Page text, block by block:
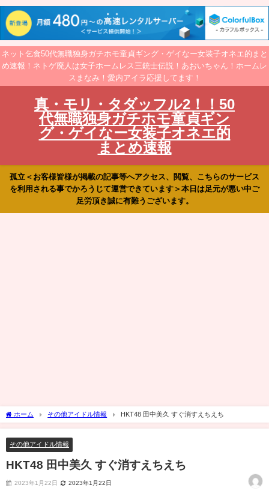
ネット乞食50代無職独身ガチホモ童貞ギング・ゲイなー女装子オネエ的まと
め速報！ネトゲ廃人は女子ホームレス三銃士伝説！あおいちゃん！ホームレ
スまなみ！愛内アイラ応援してます！
真・モリ・タダッフル2！！50
代無職独身ガチホモ童貞ギン
グ・ゲイなー女装子オネエ的
まとめ速報
孤立＜お客様皆様が掲載の記事等へアクセス、閲覧、こちらのサービス
を利用される事でかろうじて運営できています＞本日は足元が悪い中ご
足労頂き誠に有難うございます。
ホーム その他アイドル情報 HKT48 田中美久 すぐ消すえちえち
その他アイドル情報
HKT48 田中美久 すぐ消すえちえち
2023年1月22日 2023年1月22日